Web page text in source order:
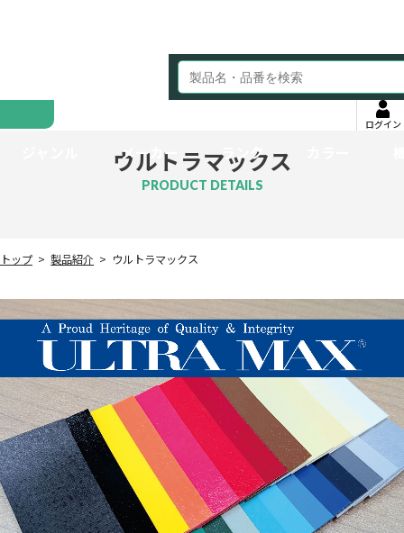
ログイン
メーカー ランク
ウルトラマックス
PRODUCT DETAILS
トップ 製品紹介 ウルトラマックス